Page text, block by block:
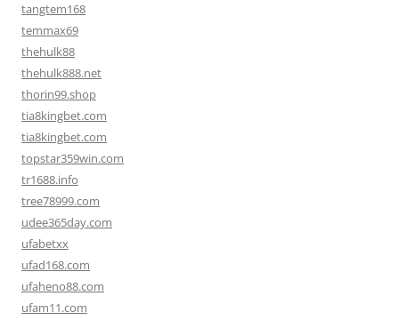
tangtem168
temmax69
thehulk88
thehulk888.net
thorin99.shop
tia8kingbet.com
tia8kingbet.com
topstar359win.com
tr1688.info
tree78999.com
udee365day.com
ufabetxx
ufad168.com
ufaheno88.com
ufam11.com